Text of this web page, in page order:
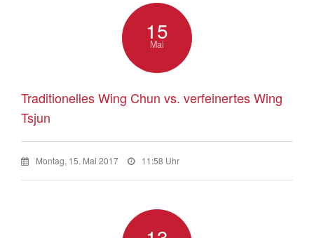
15
Mai
Traditionelles Wing Chun vs. verfeinertes Wing
Tsjun
Montag, 15. Mai 2017 11:58 Uhr